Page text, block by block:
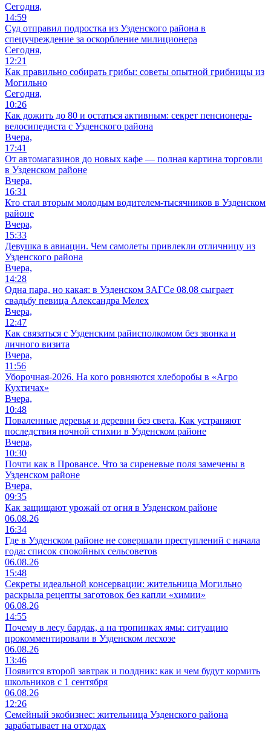
Сегодня,
14:59
Суд отправил подростка из Узденского района в
спецучреждение за оскорбление милиционера
Сегодня,
12:21
Как правильно собирать грибы: советы опытной грибницы из
Могильно
Сегодня,
10:26
Как дожить до 80 и остаться активным: секрет пенсионера-
велосипедиста с Узденского района
Вчера,
17:41
От автомагазинов до новых кафе — полная картина торговли
в Узденском районе
Вчера,
16:31
Кто стал вторым молодым водителем-тысячников в Узденском
районе
Вчера,
15:33
Девушка в авиации. Чем самолеты привлекли отличницу из
Узденского района
Вчера,
14:28
Одна пара, но какая: в Узденском ЗАГСе 08.08 сыграет
свадьбу певица Александра Мелех
Вчера,
12:47
Как связаться с Узденским райисполкомом без звонка и
личного визита
Вчера,
11:56
Уборочная-2026. На кого ровняются хлеборобы в «Агро
Кухтичах»
Вчера,
10:48
Поваленные деревья и деревни без света. Как устраняют
последствия ночной стихии в Узденском районе
Вчера,
10:30
Почти как в Провансе. Что за сиреневые поля замечены в
Узденском районе
Вчера,
09:35
Как защищают урожай от огня в Узденском районе
06.08.26
16:34
Где в Узденском районе не совершали преступлений с начала
года: список спокойных сельсоветов
06.08.26
15:48
Секреты идеальной консервации: жительница Могильно
раскрыла рецепты заготовок без капли «химии»
06.08.26
14:55
Почему в лесу бардак, а на тропинках ямы: ситуацию
прокомментировали в Узденском лесхозе
06.08.26
13:46
Появится второй завтрак и полдник: как и чем будут кормить
школьников с 1 сентября
06.08.26
12:26
Семейный экобизнес: жительница Узденского района
зарабатывает на отходах